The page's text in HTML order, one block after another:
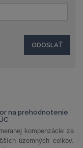
na prehodnotenie
kompenzácie za
územných celkov.